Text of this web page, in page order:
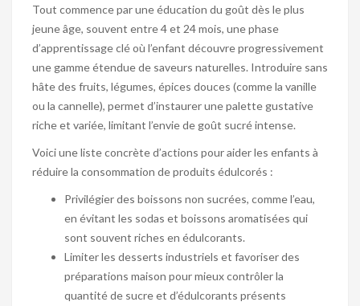
Tout commence par une éducation du goût dès le plus
jeune âge, souvent entre 4 et 24 mois, une phase
d’apprentissage clé où l’enfant découvre progressivement
une gamme étendue de saveurs naturelles. Introduire sans
hâte des fruits, légumes, épices douces (comme la vanille
ou la cannelle), permet d’instaurer une palette gustative
riche et variée, limitant l’envie de goût sucré intense.
Voici une liste concrète d’actions pour aider les enfants à
réduire la consommation de produits édulcorés :
Privilégier des boissons non sucrées, comme l’eau,
en évitant les sodas et boissons aromatisées qui
sont souvent riches en édulcorants.
Limiter les desserts industriels et favoriser des
préparations maison pour mieux contrôler la
quantité de sucre et d’édulcorants présents